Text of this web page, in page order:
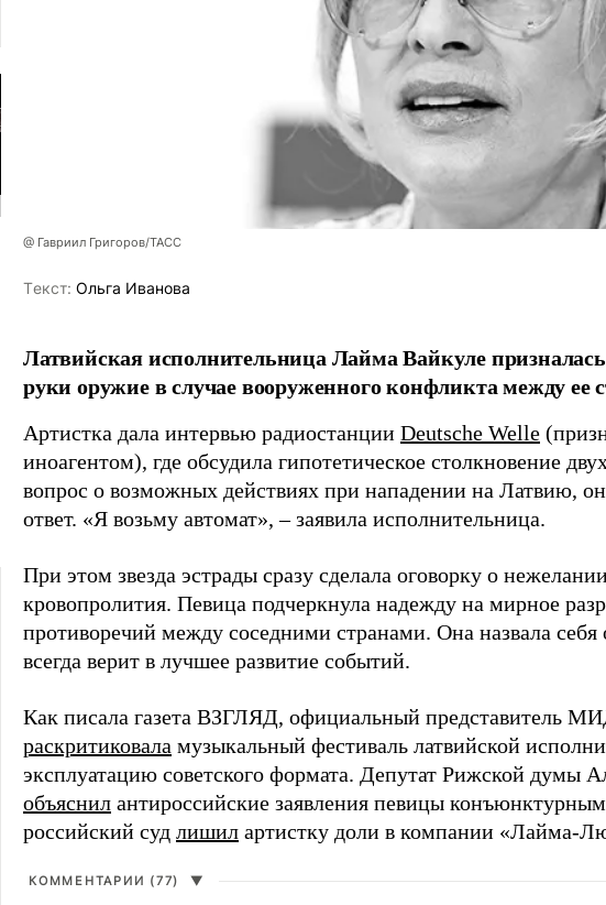
@ Гавриил Григоров/ТАСС
Tекст: Ольга Иванова
Латвийская исполнительница Лайма Вайкуле
руки оружие в случае вооруженного конфликта между ее
Артистка дала интервью радиостанции Deutsche Welle
иноагентом), где обсудила гипотетическое столкновение
вопрос о возможных действиях при нападении на Латвию,
ответ. «Я возьму автомат», – заявила исполнительница.
При этом звезда эстрады сразу сделала оговорку о
кровопролития. Певица подчеркнула надежду на мирное
противоречий между соседними странами. Она назвала
всегда верит в лучшее развитие событий.
Как писала газета ВЗГЛЯД, официальный представитель
раскритиковала музыкальный фестиваль латвийской
эксплуатацию советского формата. Депутат Рижской думы
объяснил антироссийские заявления певицы
российский суд лишил артистку доли в компании «Лайма-
КОММЕНТАРИИ (77) ▼